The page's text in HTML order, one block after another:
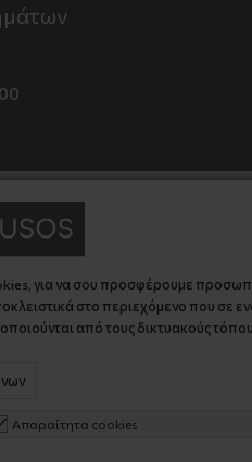
για να σου προσφέρουμε
στο περιεχόμενο που σε
από τους δικτυακούς
Απαραίτητα cookies